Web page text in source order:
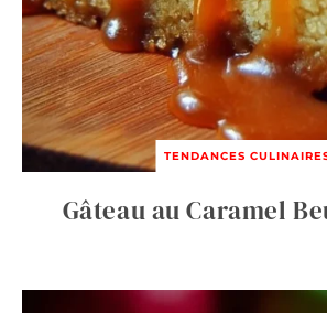
TENDANCES
Gâteau au Caramel